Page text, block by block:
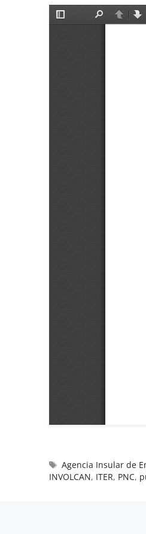
Agencia Insular de
INVOLCAN, ITER, PNC,